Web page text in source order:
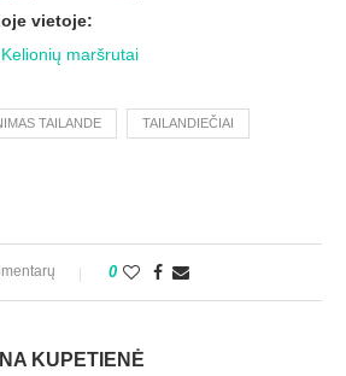
vietoje:
Kelionių maršrutai
TAILANDE TAILANDIEČIAI
0
KUPETIENĖ